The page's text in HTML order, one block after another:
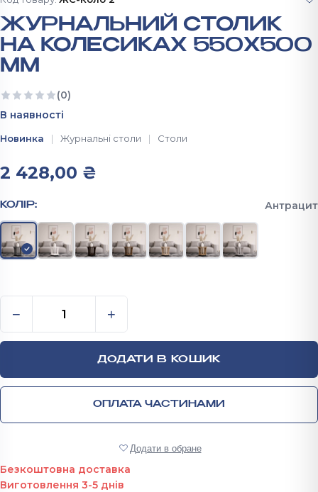
ЖУРНАЛЬНИЙ СТОЛИК
НА КОЛЕСИКАХ 550Х500
ММ
(0)
Ще немає відгуків
В наявності
Новинка Журнальні столи Столи
2 428,00 ₴
КОЛІР: Антрацит
− +
ДОДАТИ В КОШИК
ОПЛАТА ЧАСТИНАМИ
Додати в обране
Безкоштовна доставка
Виготовлення 3-5 днів